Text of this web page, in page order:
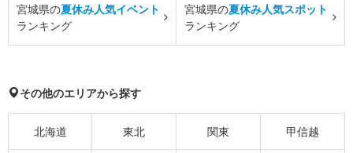
宮城県の夏休み人気イベント
ランキング
宮城県の夏休み人気スポット
ランキング
その他のエリアから探す
北海道 東北 関東 甲信越